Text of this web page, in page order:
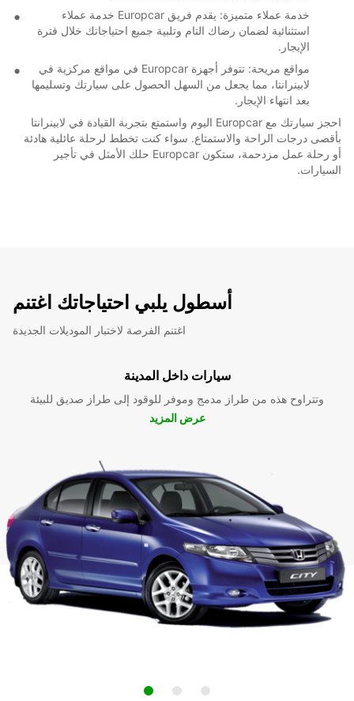
خدمة عملاء متميزة: يقدم فريق Europcar خدمة عملاء
استثنائية لضمان رضاك التام وتلبية جميع احتياجاتك خلال فترة
الإيجار.
مواقع مريحة: تتوفر أجهزة Europcar في مواقع مركزية في
لابينرانتا، مما يجعل من السهل الحصول على سيارتك وتسليمها
بعد انتهاء الإيجار.
احجز سيارتك مع Europcar اليوم واستمتع بتجربة القيادة في لابينرانتا
بأقصى درجات الراحة والاستمتاع. سواء كنت تخطط لرحلة عائلية هادئة
أو رحلة عمل مزدحمة، ستكون Europcar حلك الأمثل في تأجير
السيارات.
أسطول يلبي احتياجاتك اغتنم
اغتنم الفرصة لاختبار الموديلات الجديدة
سيارات داخل المدينة
وتتراوح هذه من طراز مدمج وموفر للوقود إلى طراز صديق للبيئة
عرض المزيد